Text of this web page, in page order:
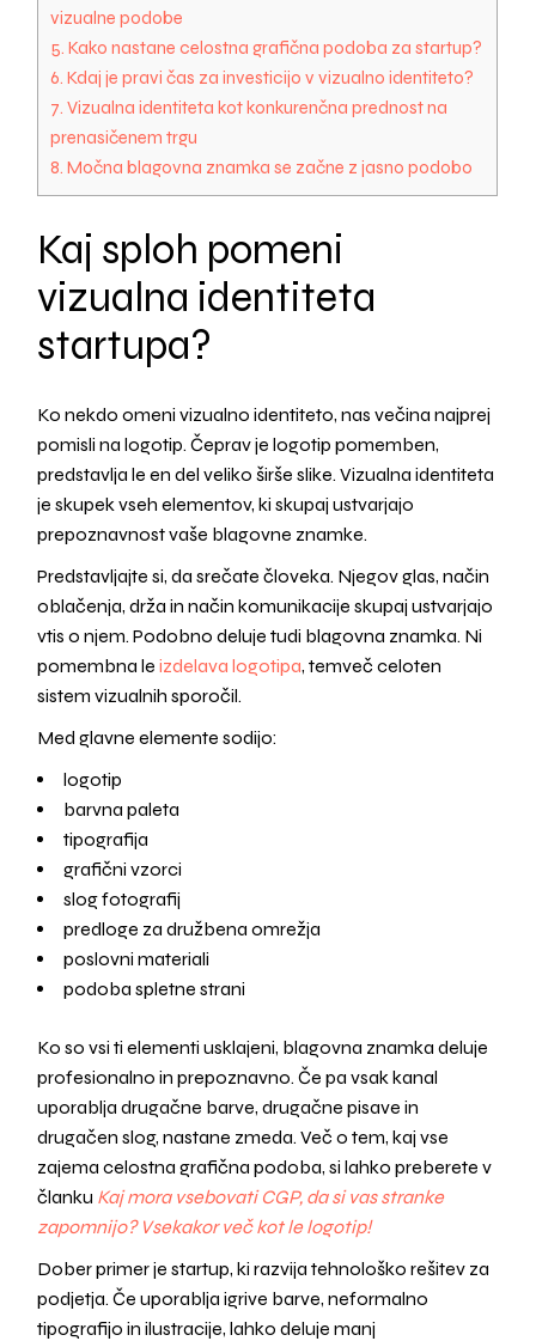
vizualne podobe
5. Kako nastane celostna grafična podoba za startup?
6. Kdaj je pravi čas za investicijo v vizualno identiteto?
7. Vizualna identiteta kot konkurenčna prednost na
prenasičenem trgu
8. Močna blagovna znamka se začne z jasno podobo
Kaj sploh pomeni
vizualna identiteta
startupa?
Ko nekdo omeni vizualno identiteto, nas večina najprej
pomisli na logotip. Čeprav je logotip pomemben,
predstavlja le en del veliko širše slike. Vizualna identiteta
je skupek vseh elementov, ki skupaj ustvarjajo
prepoznavnost vaše blagovne znamke.
Predstavljajte si, da srečate človeka. Njegov glas, način
oblačenja, drža in način komunikacije skupaj ustvarjajo
vtis o njem. Podobno deluje tudi blagovna znamka. Ni
pomembna leizdelava logotipa, temveč celoten
sistem vizualnih sporočil.
Med glavne elemente sodijo:
logotip
barvna paleta
tipografija
grafični vzorci
slog fotografij
predloge za družbena omrežja
poslovni materiali
podoba spletne strani
Ko so vsi ti elementi usklajeni, blagovna znamka deluje
profesionalno in prepoznavno. Če pa vsak kanal
uporablja drugačne barve, drugačne pisave in
drugačen slog, nastane zmeda. Več o tem, kaj vse
zajema celostna grafična podoba, si lahko preberete v
članku Kaj mora vsebovati CGP, da si vas stranke
zapomnijo? Vsekakor več kot le logotip!
Dober primer je startup, ki razvija tehnološko rešitev za
podjetja. Če uporablja igrive barve, neformalno
tipografijo in ilustracije, lahko deluje manj